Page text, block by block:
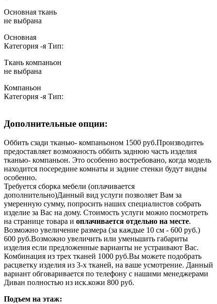
Основная ткань
не выбрана
Основная
Категория -я Тип:
Ткань компаньон
не выбрана
Компаньон
Категория -я Тип:
Дополнительные опции:
Оббить сзади тканью- компаньоном 1500 руб.Производитеь
предоставляет возможность оббить заднюю часть изделия
тканью- компаньон. Это особенно востребовано, когда модель
находится посередине комнаты и задние стенки будут видны
особенно.
Требуется сборка мебели (оплачивается
дополнительно)Данный вид услуги позволяет Вам за
умеренную сумму, попросить наших специалистов собрать
изделие за Вас на дому. Стоимость услуги можно посмотреть
на странице товара и оплачивается отдельно на месте.
Возможно увеличение размера (за каждые 10 см - 600 руб.)
600 руб.Возможно увеличить или уменьшить габариты
изделия если предложенные варианты не устраивают Вас.
Комбинация из трех тканей 1000 руб.Вы можете подобрать
расцветку изделия из 3-х тканей, на ваше усмотрение. Данный
вариант обговаривается по телефону с нашими менеджерами
Диван полностью из иск.кожи 800 руб.
Подъем на этаж: